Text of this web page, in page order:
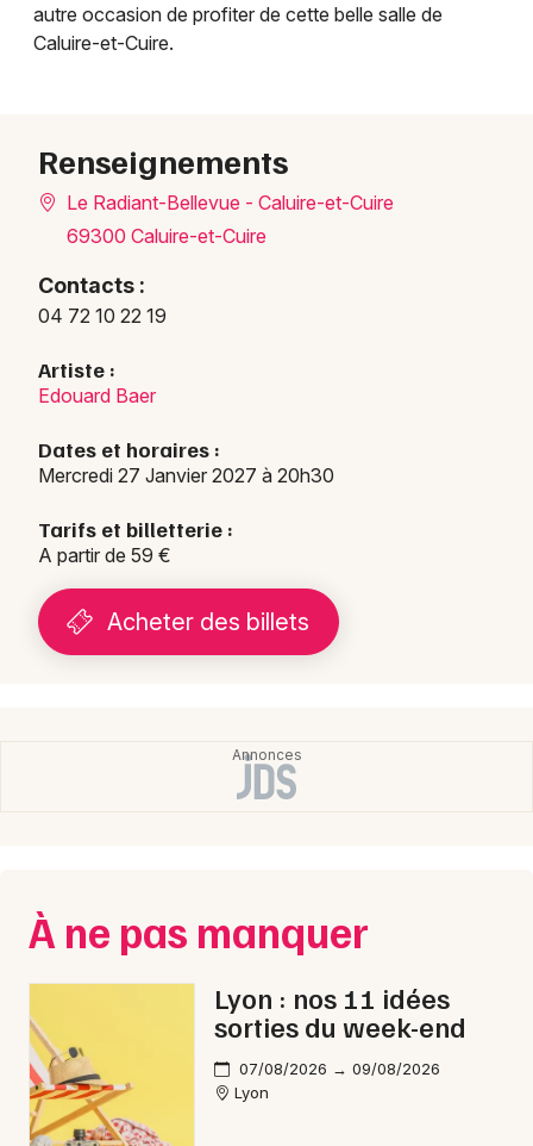
autre occasion de profiter de cette belle salle de
Caluire-et-Cuire.
Renseignements
Le Radiant-Bellevue - Caluire-et-Cuire
69300 Caluire-et-Cuire
Contacts :
04 72 10 22 19
Artiste :
Edouard Baer
Dates et horaires :
Mercredi 27 Janvier 2027 à 20h30
Tarifs et billetterie :
A partir de 59 €
Acheter des billets
À ne pas manquer
Lyon : nos 11 idées
sorties du week-end
07/08/2026 → 09/08/2026
Lyon